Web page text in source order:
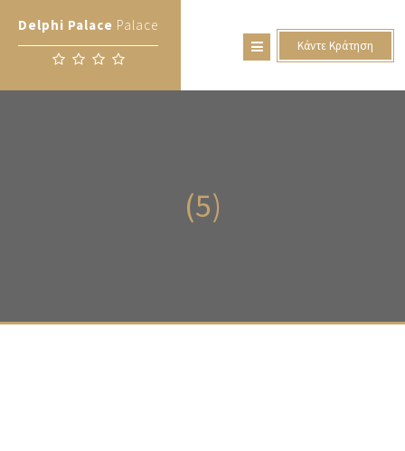
Delphi Palace Palace
Κάντε Κράτηση
(5)